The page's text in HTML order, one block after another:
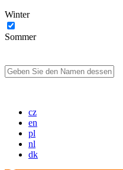
Winter
Sommer
cz
en
pl
nl
dk